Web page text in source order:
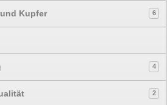
Kupfer 6
4
2